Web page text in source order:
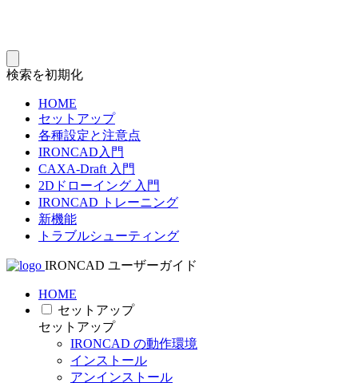
検索を初期化
HOME
セットアップ
各種設定と注意点
IRONCAD入門
CAXA-Draft 入門
2Dドローイング 入門
IRONCAD トレーニング
新機能
トラブルシューティング
IRONCAD ユーザーガイド
HOME
セットアップ
セットアップ
IRONCAD の動作環境
インストール
アンインストール